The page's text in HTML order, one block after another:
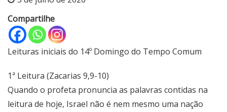
Compartilhe
Leituras iniciais do 14º Domingo do Tempo Comum
1ª Leitura (Zacarias 9,9-10)
Quando o profeta pronuncia as palavras contidas na
leitura de hoje, Israel não é nem mesmo uma nação